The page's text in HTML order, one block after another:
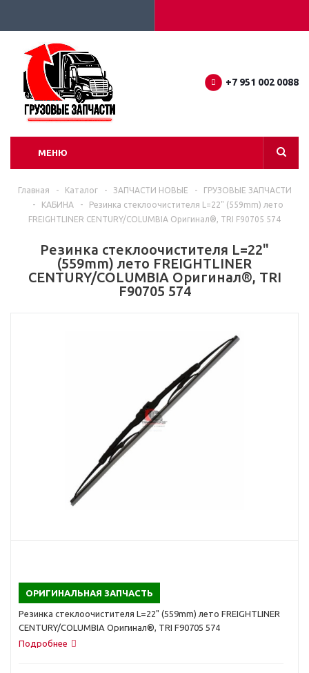
+7 951 002 0088
МЕНЮ
Главная - Каталог - ЗАПЧАСТИ НОВЫЕ -
ГРУЗОВЫЕ ЗАПЧАСТИ
-
КАБИНА -
Резинка стеклоочистителя L=22" (559mm) лето
FREIGHTLINER CENTURY/COLUMBIA Оригинал®, TRI F90705 574
Резинка стеклоочистителя L=22"
(559mm) лето FREIGHTLINER
CENTURY/COLUMBIA Оригинал®, TRI
F90705 574
ОРИГИНАЛЬНАЯ ЗАПЧАСТЬ
Резинка стеклоочистителя L=22" (559mm) лето FREIGHTLINER
CENTURY/COLUMBIA Оригинал®, TRI F90705 574
Подробнее